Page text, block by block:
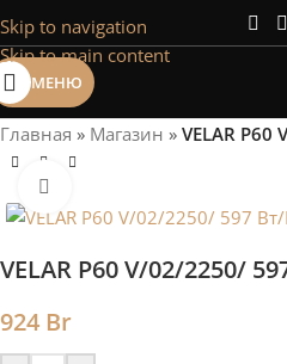
Skip to navigation
Skip to main content
Сэкономим Ваше
Рассчитаем мощность |
наличии и
Скидки
МЕНЮ
Главная » Магазин » VELAR P60
VELAR P60 V/02/2250/
924 Br